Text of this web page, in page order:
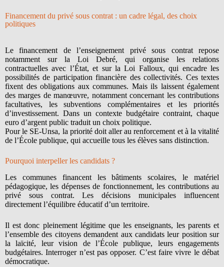
Financement du privé sous contrat : un cadre légal, des choix
politiques
Le financement de l’enseignement privé sous contrat repose
notamment sur la Loi Debré, qui organise les relations
contractuelles avec l’État, et sur laLoi Falloux, qui encadre les
possibilités de participation financière des collectivités. Ces textes
fixent des obligations aux communes. Mais ils laissent également
des marges de manœuvre, notamment concernant les contributions
facultatives, les subventions complémentaires et les priorités
d’investissement. Dans un contexte budgétaire contraint, chaque
euro d’argent public traduit un choix politique.
Pour le SE-Unsa, la priorité doit aller au renforcement et à la vitalité
de l’École publique, qui accueille tous les élèves sans distinction.
Pourquoi interpeller les candidats ?
Les communes financent les bâtiments scolaires, le matériel
pédagogique, les dépenses de fonctionnement, les contributions au
privé sous contrat. Les décisions municipales influencent
directement l’équilibre éducatif d’un territoire.
Il est donc pleinement légitime que les enseignants, les parents et
l’ensemble des citoyens demandent aux candidats leur position sur
la laïcité, leur vision de l’École publique, leurs engagements
budgétaires. Interroger n’est pas opposer. C’est faire vivre le débat
démocratique.